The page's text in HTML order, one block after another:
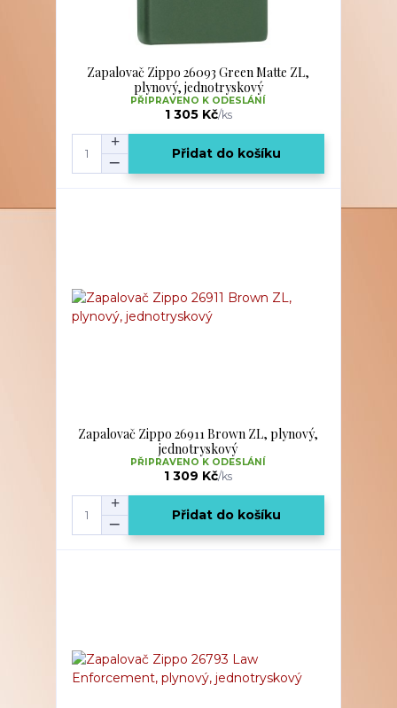
Zapalovač Zippo 26093 Green Matte ZL,
plynový, jednotryskový
1 305 Kč/ks
PŘIPRAVENO K ODESLÁNÍ
Přidat do košíku
Zapalovač Zippo 26911 Brown ZL, plynový,
jednotryskový
1 309 Kč/ks
PŘIPRAVENO K ODESLÁNÍ
Přidat do košíku